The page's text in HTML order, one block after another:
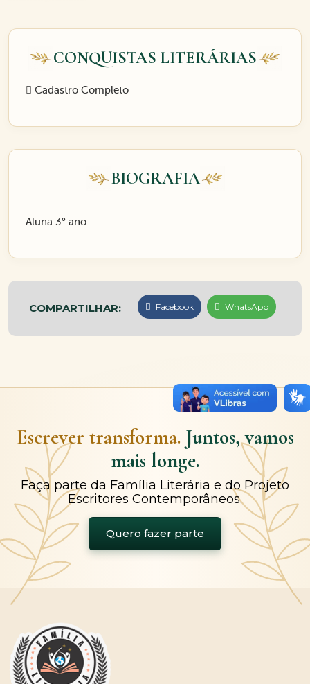
CONQUISTAS LITERÁRIAS
Cadastro Completo
BIOGRAFIA
Aluna 3° ano
COMPARTILHAR: Facebook WhatsApp
Escrever transforma. Juntos, vamos
mais longe.
Faça parte da Família Literária e do Projeto
Escritores Contemporâneos.
Quero fazer parte